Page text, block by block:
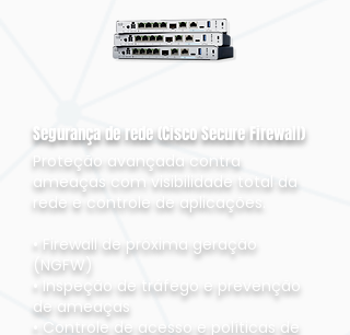
Segurança de rede (Cisco Secure Firewall)
Proteção avançada contra
ameaças com visibilidade total da
rede e controle de aplicações.
• Firewall de próxima geração
(NGFW)
• Inspeção de tráfego e prevenção
de ameaças
• Controle de acesso e políticas de